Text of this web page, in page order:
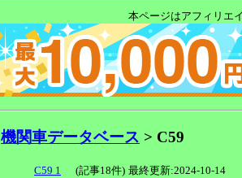
本ページはアフィリエ
機関車データベース > C59
C59 1 (記事18件) 最終更新:2024-10-14